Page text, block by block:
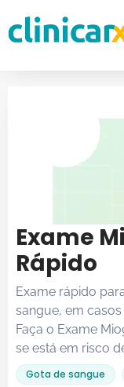
Exame
Rápido
Exame rápido
sangue, em
Faça o Exame
se está em risco
Gota de sangue